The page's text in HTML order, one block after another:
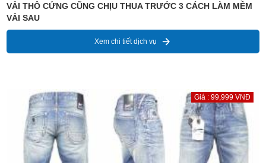
VẢI THÔ CỨNG CŨNG CHỊU THUA TRƯỚC 3 CÁCH LÀM MỀM
VẢI SAU
Xem chi tiết dịch vụ
Giá : 99,999 VNĐ